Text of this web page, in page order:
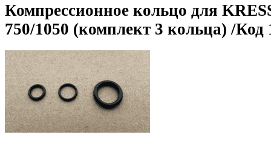
Компрессионное кольцо для
750/1050 (комплект 3 кольца) /Код